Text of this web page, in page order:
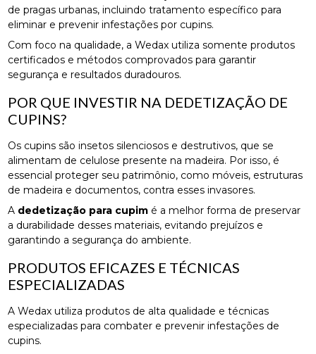
de pragas urbanas, incluindo tratamento específico para
eliminar e prevenir infestações por cupins.
Com foco na qualidade, a Wedax utiliza somente produtos
certificados e métodos comprovados para garantir
segurança e resultados duradouros.
POR QUE INVESTIR NA DEDETIZAÇÃO DE
CUPINS?
Os cupins são insetos silenciosos e destrutivos, que se
alimentam de celulose presente na madeira. Por isso, é
essencial proteger seu patrimônio, como móveis, estruturas
de madeira e documentos, contra esses invasores.
A dedetização para cupim é a melhor forma de preservar
a durabilidade desses materiais, evitando prejuízos e
garantindo a segurança do ambiente.
PRODUTOS EFICAZES E TÉCNICAS
ESPECIALIZADAS
A Wedax utiliza produtos de alta qualidade e técnicas
especializadas para combater e prevenir infestações de
cupins.